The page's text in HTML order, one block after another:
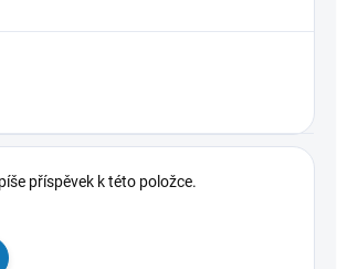
příspěvek k této položce.